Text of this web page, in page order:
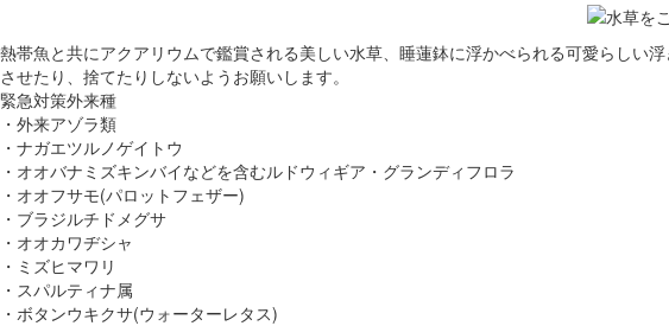
熱帯魚と共にアクアリウムで鑑賞される美しい水草、睡蓮鉢に浮かべられる可愛らしい
させたり、捨てたりしないようお願いします。
緊急対策外来種
・外来アゾラ類
・ナガエツルノゲイトウ
・オオバナミズキンバイなどを含むルドウィギア・グランディフロラ
・オオフサモ(パロットフェザー)
・ブラジルチドメグサ
・オオカワヂシャ
・ミズヒマワリ
・スパルティナ属
・ボタンウキクサ(ウォーターレタス)